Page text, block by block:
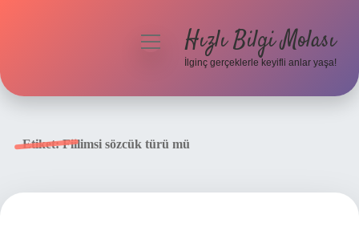
menüyüHızlı Bilgi Molası
İlginç gerçeklerle keyifli anlar yaşa!
Etiket:Fiilimsi sözcük türü mü